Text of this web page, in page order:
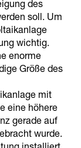
des
soll. Um
wichtig.
enorme
Größe des
mit
eine höhere
gerade auf
wurde.